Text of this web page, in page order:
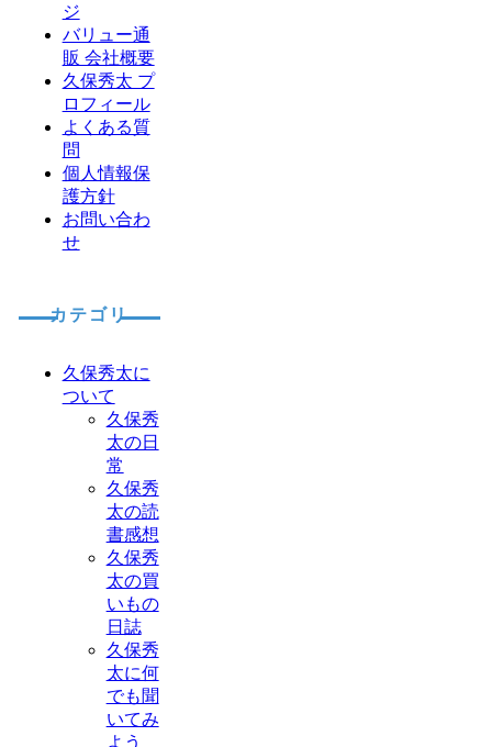
ジ
バリュー通
販 会社概要
久保秀太 プ
ロフィール
よくある質
問
個人情報保
護方針
お問い合わ
せ
カテゴリ
久保秀太に
ついて
久保秀
太の日
常
久保秀
太の読
書感想
久保秀
太の買
いもの
日誌
久保秀
太に何
でも聞
いてみ
よう